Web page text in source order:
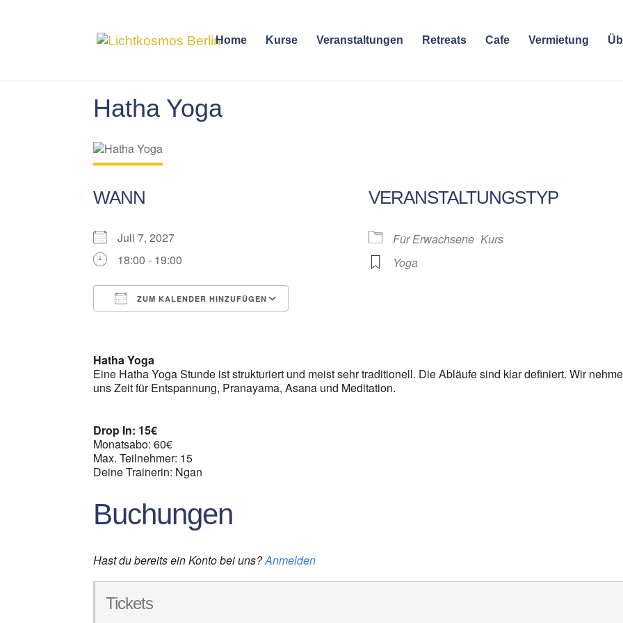
Home Kurse Veranstaltungen Retreats Cafe Vermietung
Hatha Yoga
WANN
Juli 7, 2027
18:00 - 19:00
ZUM KALENDER HINZUFÜGEN
VERANSTALTUNGSTYP
Für Erwachsene Kurs
Yoga
Hatha Yoga
Eine Hatha Yoga Stunde ist strukturiert und meist sehr traditionell. Die Abläufe sind klar definiert. Wir
uns Zeit für Entspannung, Pranayama, Asana und Meditation.
Drop In: 15€
Monatsabo: 60€
Max. Teilnehmer: 15
Deine Trainerin: Ngan
Buchungen
Hast du bereits ein Konto bei uns?Anmelden
Tickets